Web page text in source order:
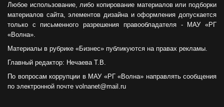
Любое использование, либо копирование материалов или подборки
материалов сайта, элементов дизайна и оформления допускается
только с письменного разрешения правообладателя - МАУ «РГ
«Волна».
Материалы в рубрике «Бизнес» публикуются на правах рекламы.
Главный редактор: Нечаева Т.В.
По вопросам коррупции в МАУ «РГ «Волна» направлять сообщения
по электронной почте volnanet@mail.ru